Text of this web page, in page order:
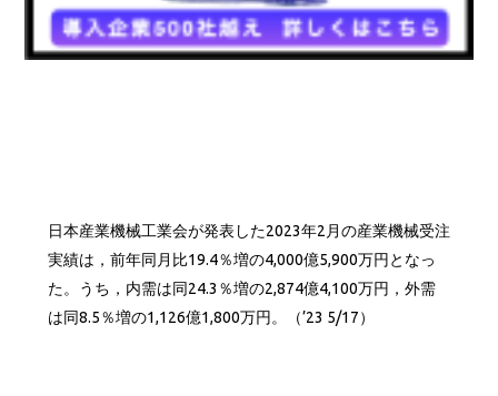
日本産業機械工業会が発表した2023年2月の産業機械受注
実績は，前年同月比19.4％増の4,000億5,900万円となっ
た。うち，内需は同24.3％増の2,874億4,100万円，外需
は同8.5％増の1,126億1,800万円。（’23 5/17）